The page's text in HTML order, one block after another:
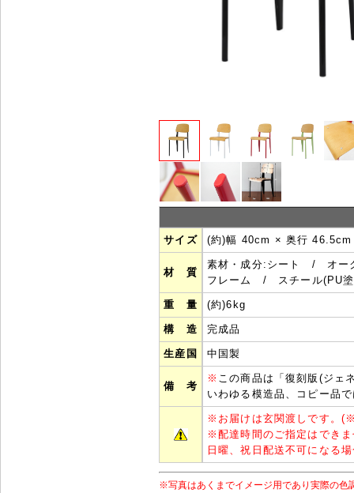
サイズ (約)幅 40cm × 奥行
材 質
素材・成分:シート / オー
フレーム / スチール(PU
重 量 (約)6kg
構 造 完成品
生産国 中国製
備 考
※ この商品は「復刻版(ジェ
いわゆる模造品、コピー品
※ お届けは玄関渡しです。(
※配達時間のご指定はでき
日曜、祝日配送不可になる
※写真はあくまでイメージ用であり実際の色